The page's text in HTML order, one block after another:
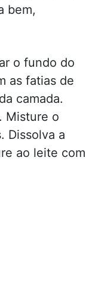
bem,
o fundo do
as fatias de
camada.
Misture o
Dissolva a
ao leite com